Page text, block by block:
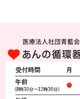
医療法人社団青藍会